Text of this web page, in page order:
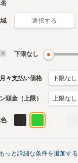
選択する
下限なし
々支払い価格
頭金（上限）
っと詳細な条件を追加する